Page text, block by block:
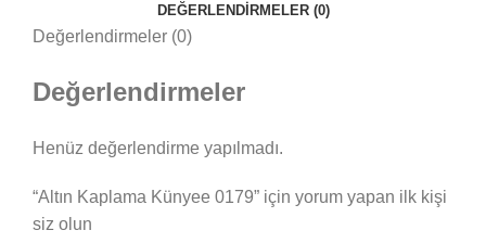
DEĞERLENDIRMELER (0)
Değerlendirmeler (0)
Değerlendirmeler
Henüz değerlendirme yapılmadı.
“Altın Kaplama Künyee 0179” için yorum yapan ilk kişi
siz olun